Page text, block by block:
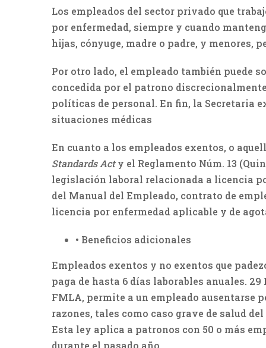
Los empleados del sector privado que
por enfermedad, siempre y cuando
hijas, cónyuge, madre o padre, y menores,
Por otro lado, el empleado también puede
concedida por el patrono
políticas de personal. En fin, la Secretaria
situaciones médicas
En cuanto a los empleados exentos, o
Standards Acty el Reglamento Núm. 13
legislación laboral relacionada a licencia
del Manual del Empleado, contrato de
licencia por enfermedad aplicable y de
• Beneficios adicionales
Empleados exentos y no exentos que
paga de hasta 6 días laborables anuales.
FMLA, permite a un empleado ausentarse
razones, tales como caso grave de salud
Esta ley aplica a patronos con 50 o más
durante el pasado año.